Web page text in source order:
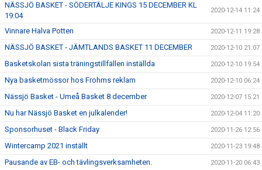
NÄSSJÖ BASKET - SÖDERTÄLJE KINGS 15 DECEMBER KL
19:04
2020-12-14 11:24
Vinnare Halva Potten 2020-12-11 19:28
NÄSSJÖ BASKET - JÄMTLANDS BASKET 11 DECEMBER 2020-12-10 21:07
Basketskolan sista träningstillfällen inställda 2020-12-10 19:54
Nya basketmössor hos Frohms reklam 2020-12-10 06:24
Nässjö Basket - Umeå Basket 8 december 2020-12-07 15:21
Nu har Nässjö Basket en julkalender! 2020-12-04 11:20
Sponsorhuset - Black Friday 2020-11-26 12:56
Wintercamp 2021 inställt 2020-11-23 19:48
Pausande av EB- och tävlingsverksamheten. 2020-11-20 06:43